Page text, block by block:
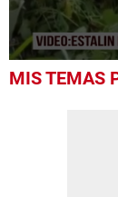
seconds
MIS TEMAS